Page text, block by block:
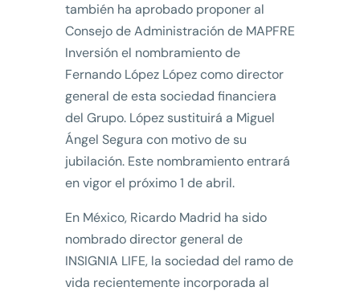
también ha aprobado proponer al
Consejo de Administración de MAPFRE
Inversión el nombramiento de
Fernando López López como director
general de esta sociedad financiera
del Grupo. López sustituirá a Miguel
Ángel Segura con motivo de su
jubilación. Este nombramiento entrará
en vigor el próximo 1 de abril.
En México, Ricardo Madrid ha sido
nombrado director general de
INSIGNIA LIFE, la sociedad del ramo de
vida recientemente incorporada al